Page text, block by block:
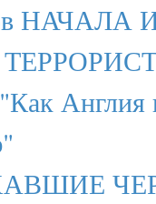
Англия